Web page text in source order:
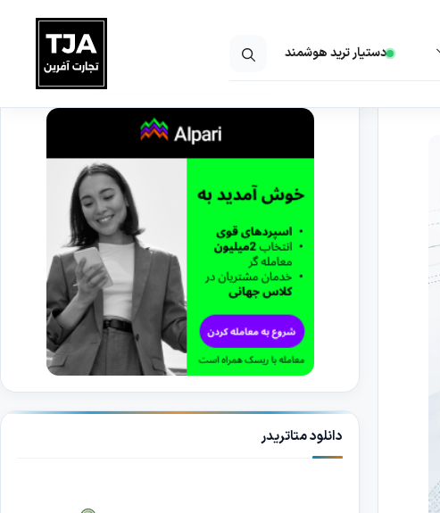
دستیار ترید هوشمند
دانلود متاتریدر